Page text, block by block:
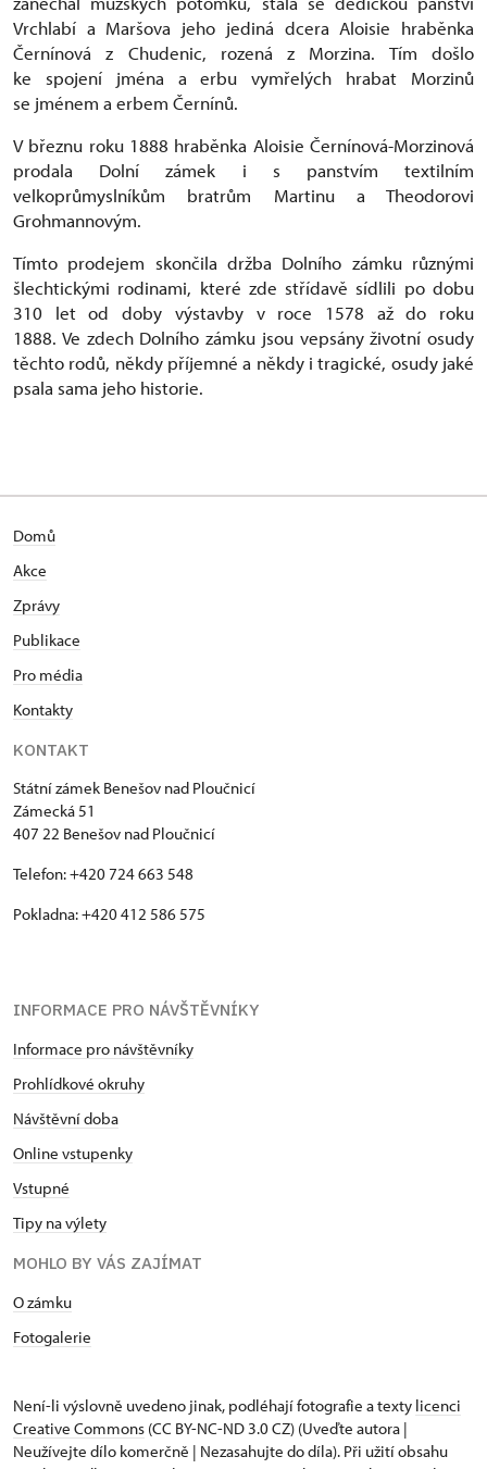
Vrchlabí a Maršova jeho jediná dcera Aloisie hraběnka
Černínová z Chudenic, rozená z Morzina. Tím došlo
ke spojení jména a erbu vymřelých hrabat Morzinů
se jménem a erbem Černínů.
V březnu roku 1888 hraběnka Aloisie Černínová-Morzinová
prodala Dolní zámek i s panstvím textilním
velkoprůmyslníkům bratrům Martinu a Theodorovi
Grohmannovým.
Tímto prodejem skončila držba Dolního zámku různými
šlechtickými rodinami, které zde střídavě sídlili po dobu
310 let od doby výstavby v roce 1578 až do roku
1888. Ve zdech Dolního zámku jsou vepsány životní osudy
těchto rodů, někdy příjemné a někdy i tragické, osudy jaké
psala sama jeho historie.
Domů
Akce
Zprávy
Publikace
Pro média
Kontakty
KONTAKT
Státní zámek Benešov nad Ploučnicí
Zámecká 51
407 22 Benešov nad Ploučnicí
Telefon: +420 724 663 548
Pokladna: +420 412 586 575
INFORMACE PRO NÁVŠTĚVNÍKY
Informace pro návštěvníky
Prohlídkové okruhy
Návštěvní doba
Online vstupenky
Vstupné
Tipy na výlety
MOHLO BY VÁS ZAJÍMAT
O zámku
Fotogalerie
Není-li výslovně uvedeno jinak, podléhají fotografie a texty licenci
Creative Commons (CC BY-NC-ND 3.0 CZ) (Uveďte autora |
Neužívejte dílo komerčně | Nezasahujte do díla). Při užití obsahu